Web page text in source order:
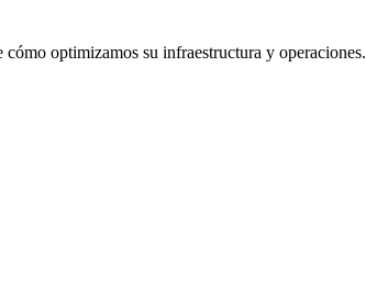
optimizamos su infraestructura y operaciones.